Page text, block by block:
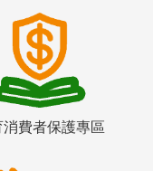
消費者保護專區